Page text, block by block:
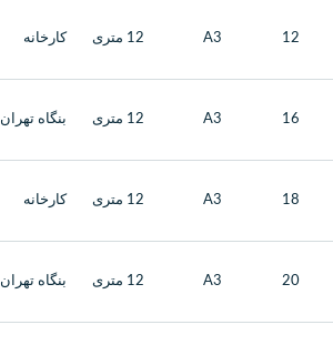
12
A3 12 متری کارخانه
16
A3 12 متری بنگاه تهران
18
A3 12 متری کارخانه
20
A3 12 متری بنگاه تهران